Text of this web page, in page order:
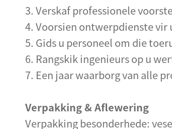
3. Verskaf professionele
4. Voorsien ontwerpdienste vir
5. Gids u personeel om die
6. Rangskik ingenieurs op u
7. Een jaar waarborg van alle
Verpakking & Aflewering
Verpakking besonderhede: